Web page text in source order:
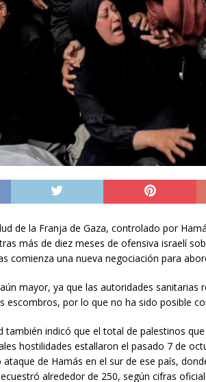
[ 07/08/2026 ]
Chile y Venezuela reactivan
intercambio diplomático
NACIONAL
[ 07/08/2026 ]
Qué se sabe del grave
conducía en estado de ebriedad
[ 08/08/2026 ]
Alerta preventiva para la
de la Franja de Gaza, controlado por
más de diez meses de ofensiva israelí
comienza una nueva negociación para
mayor, ya que las autoridades sanitarias
escombros, por lo que no ha sido posible
también indicó que el total de palestinos
hostilidades estallaron el pasado 7 de
ataque de Hamás en el sur de ese país,
alrededor de 250, según cifras